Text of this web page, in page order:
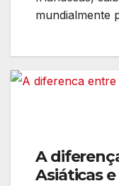
mundialmente
A
Asiáticas